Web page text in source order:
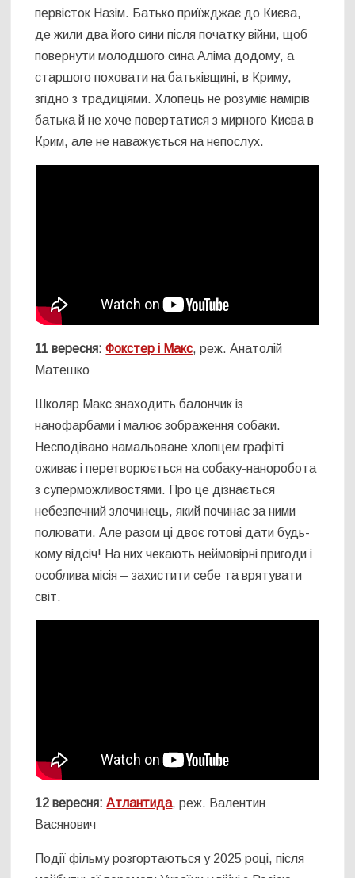
первісток Назім. Батько приїжджає до Києва,
де жили два його сини після початку війни, щоб
повернути молодшого сина Аліма додому, а
старшого поховати на батьківщині, в Криму,
згідно з традиціями. Хлопець не розуміє намірів
батька й не хоче повертатися з мирного Києва в
Крим, але не наважується на непослух.
11 вересня: Фокстер і Макс, реж. Анатолій
Матешко
Школяр Макс знаходить балончик із
нанофарбами і малює зображення собаки.
Несподівано намальоване хлопцем графіті
оживає і перетворюється на собаку-наноробота
з суперможливостями. Про це дізнається
небезпечний злочинець, який починає за ними
полювати. Але разом ці двоє готові дати будь-
кому відсіч! На них чекають неймовірні пригоди і
особлива місія – захистити себе та врятувати
світ.
12 вересня: Атлантида, реж. Валентин
Васянович
Події фільму розгортаються у 2025 році, після